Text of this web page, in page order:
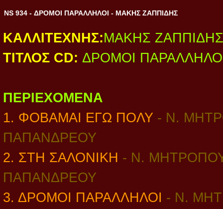
NS 934 - ΔΡΟΜΟΙ ΠΑΡΑΛΛΗΛΟΙ - ΜΑΚΗΣ ΖΑΠΠΙΔΗΣ
ΚΑΛΛΙΤΕΧΝΗΣ:ΜΑΚΗΣ ΖΑΠΠΙΔΗΣ
ΤΙΤΛΟΣ CD: ΔΡΟΜΟΙ
ΠΕΡΙΕΧΟΜΕΝΑ
1. ΦΟΒΑΜΑΙ ΕΓΩ ΠΟΛΥ - Ν.
ΠΑΠΑΝΔΡΕΟΥ
2. ΣΤΗ ΣΑΛΟΝΙΚΗ - Ν.
ΠΑΠΑΝΔΡΕΟΥ
3. ΔΡΟΜΟΙ ΠΑΡΑΛΛΗΛΟΙ - Ν.